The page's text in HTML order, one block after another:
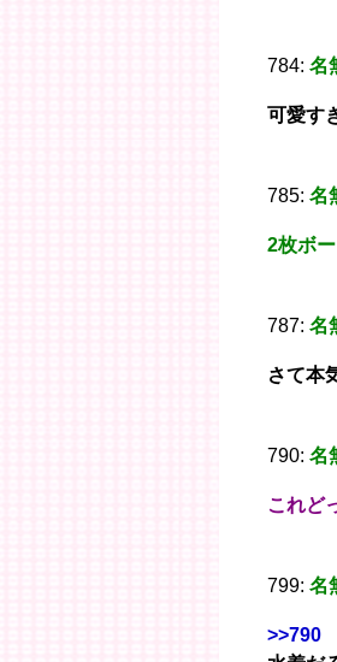
784: 名
可愛す
785: 名
2枚ボ
787: 名
さて本
790: 名
これど
799: 名
>>790